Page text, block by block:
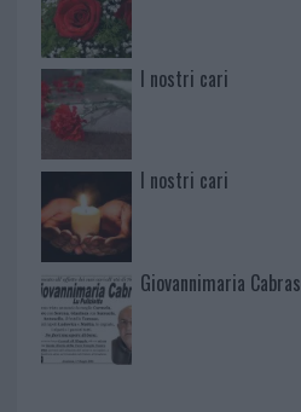
I nostri cari
I nostri cari
Giovannimaria Cabras